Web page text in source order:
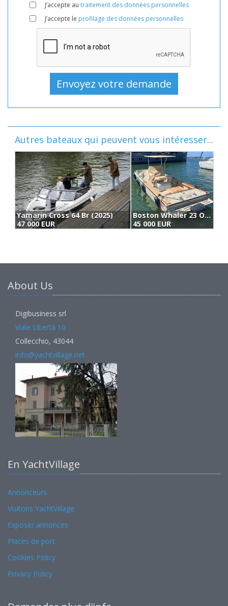
J’accepte au traitement des données personnelles
J’accepte le profilage des données personnelles
Autres bateaux qui peuvent vous intéresser...
Yamarin Cross 64 Br (2025)
47 000 EUR
Boston Whaler 23 Outrage (1993)
45 000 EUR
About Us
Digibusiness srl
Viale Libertà 10
Collecchio, 43044
info@yachtvillage.net
En YachtVillage
Annonceurs
Visitons YachtVillage
Exposer annonces
Places de port
Cookies Policy
Privacy Policy